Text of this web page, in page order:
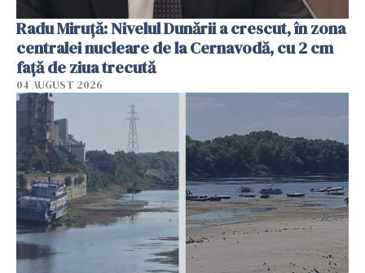
Radu Miruţă: Nivelul Dunării a crescut, în zona
centralei nucleare de la Cernavodă, cu 2 cm
faţă de ziua trecută
04 AUGUST 2026